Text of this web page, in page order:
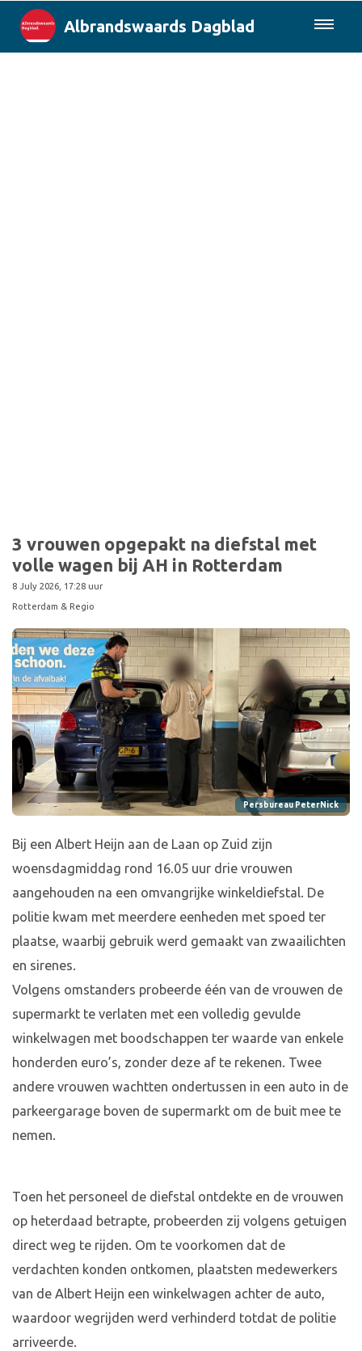
Albrandswaards Dagblad
3 vrouwen opgepakt na diefstal met
volle wagen bij AH in Rotterdam
8 July 2026, 17:28 uur
Rotterdam & Regio
Persbureau PeterNick
Bij een Albert Heijn aan de Laan op Zuid zijn
woensdagmiddag rond 16.05 uur drie vrouwen
aangehouden na een omvangrijke winkeldiefstal. De
politie kwam met meerdere eenheden met spoed ter
plaatse, waarbij gebruik werd gemaakt van zwaailichten
en sirenes.
Volgens omstanders probeerde één van de vrouwen de
supermarkt te verlaten met een volledig gevulde
winkelwagen met boodschappen ter waarde van enkele
honderden euro’s, zonder deze af te rekenen. Twee
andere vrouwen wachtten ondertussen in een auto in de
parkeergarage boven de supermarkt om de buit mee te
nemen.
Toen het personeel de diefstal ontdekte en de vrouwen
op heterdaad betrapte, probeerden zij volgens getuigen
direct weg te rijden. Om te voorkomen dat de
verdachten konden ontkomen, plaatsten medewerkers
van de Albert Heijn een winkelwagen achter de auto,
waardoor wegrijden werd verhinderd totdat de politie
arriveerde.